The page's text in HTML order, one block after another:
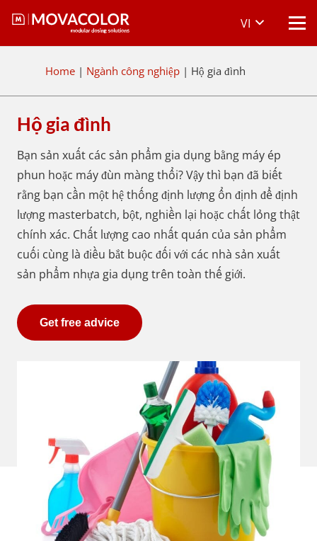
VI
Home | Ngành công nghiệp | Hộ gia đình
Hộ gia đình
Bạn sản xuất các sản phẩm gia dụng bằng máy ép
phun hoặc máy đùn màng thổi? Vậy thì bạn đã biết
rằng bạn cần một hệ thống định lượng ổn định để định
lượng masterbatch, bột, nghiền lại hoặc chất lỏng thật
chính xác. Chất lượng cao nhất quán của sản phẩm
cuối cùng là điều bắt buộc đối với các nhà sản xuất
sản phẩm nhựa gia dụng trên toàn thế giới.
Get free advice